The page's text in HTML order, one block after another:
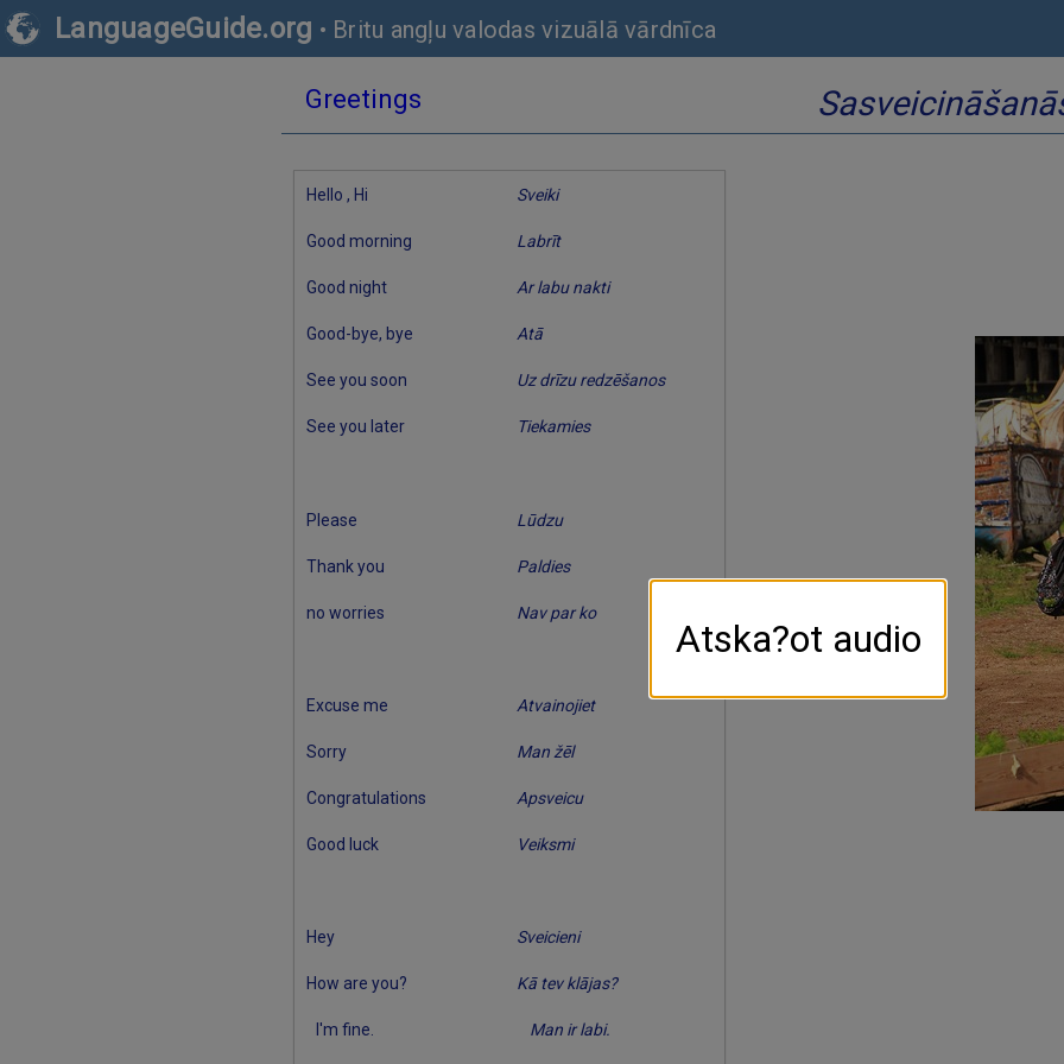
LanguageGuide.org • Britu angļu valodas vizuālā vārdnīca
Greetings
Hello , Hi Sveiki
Good morning Labrīt
Good night Ar labu nakti
Good-bye, bye Atā
See you soon Uz drīzu redzēšanos
See you later Tiekamies
Please Lūdzu
Thank you Paldies
no worries Nav par ko
Excuse me Atvainojiet
Sorry Man žēl
Congratulations Apsveicu
Good luck Veiksmi
Hey Sveicieni
How are you? Kā tev klājas?
I'm fine. Man ir labi.
Atska?ot audio